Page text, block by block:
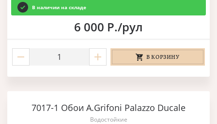
В наличии на складе
6 000 Р./рул
В КОРЗИНУ
7017-1 Обои A.Grifoni Palazzo Ducale
Водостойкие